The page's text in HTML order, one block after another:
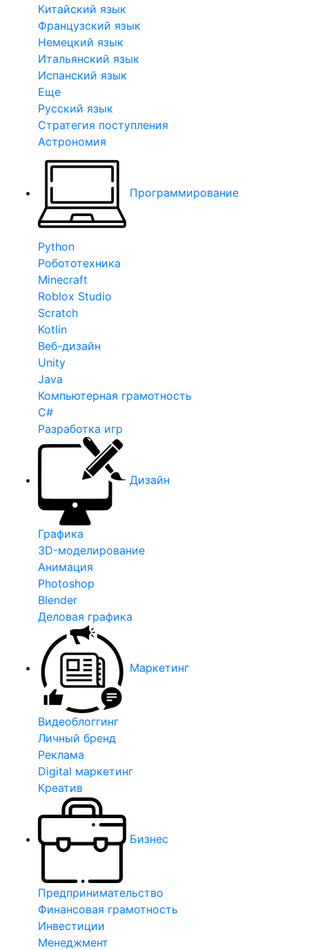
Китайский язык
Французский язык
Немецкий язык
Итальянский язык
Испанский язык
Еще
Русский язык
Стратегия поступления
Астрономия
Программирование
Python
Робототехника
Minecraft
Roblox Studio
Scratch
Kotlin
Веб-дизайн
Unity
Java
Компьютерная грамотность
C#
Разработка игр
Дизайн
Графика
3D-моделирование
Анимация
Photoshop
Blender
Деловая графика
Маркетинг
Видеоблоггинг
Личный бренд
Реклама
Digital маркетинг
Креатив
Бизнес
Предпринимательство
Финансовая грамотность
Инвестиции
Менеджмент